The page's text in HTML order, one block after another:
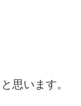
思います。